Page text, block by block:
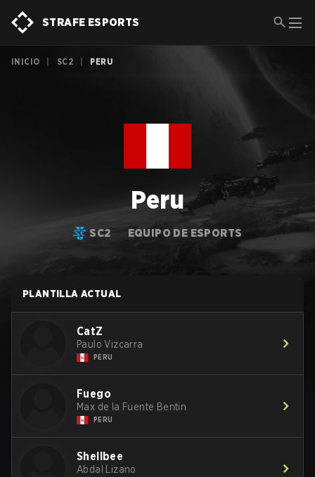
STRAFE ESPORTS
INICIO SC2 PERU
Peru
SC2 EQUIPO DE ESPORTS
PLANTILLA ACTUAL
CatZ
Paulo Vizcarra
PERU
Fuego
Max de la Fuente Bentin
PERU
Shellbee
Abdal Lizano